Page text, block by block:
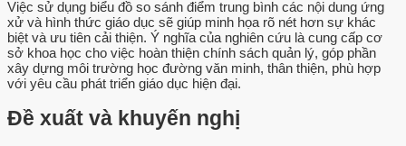
Việc sử dụng biểu đồ so sánh điểm trung bình các nội dung ứng
xử và hình thức giáo dục sẽ giúp minh họa rõ nét hơn sự khác
biệt và ưu tiên cải thiện. Ý nghĩa của nghiên cứu là cung cấp cơ
sở khoa học cho việc hoàn thiện chính sách quản lý, góp phần
xây dựng môi trường học đường văn minh, thân thiện, phù hợp
với yêu cầu phát triển giáo dục hiện đại.
Đề xuất và khuyến nghị